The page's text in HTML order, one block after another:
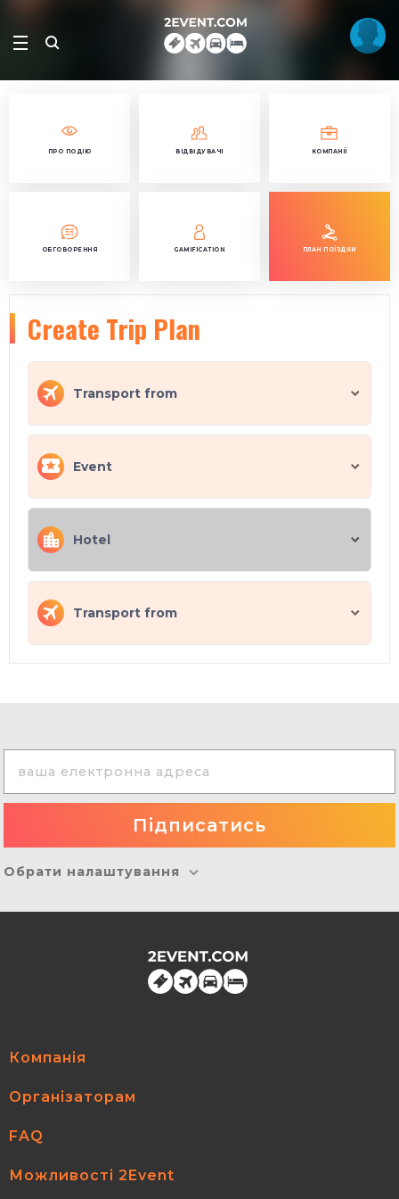
ПРО ПОДІЮ ВІДВІДУВАЧІ КОМПАНІЇ
ОБГОВОРЕННЯ GAMIFICATION ПЛАН ПОЇЗДКИ
Create Trip Plan
Transport from
Event
Hotel
Transport from
Обрати налаштування
Компанія
Організаторам
FAQ
Можливості 2Event